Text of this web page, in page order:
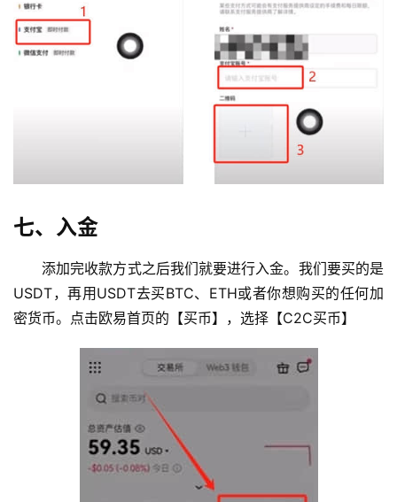
七、入金
添加完收款方式之后我们就要进行入金。我们要买的是
USDT，再用USDT去买BTC、ETH或者你想购买的任何加
密货币。点击欧易首页的【买币】，选择【C2C买币】